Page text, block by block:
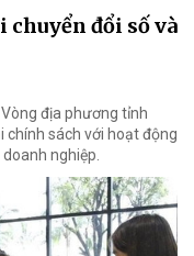
chuyển đổi số và
địa phương tỉnh
chính sách với hoạt động
nghiệp.